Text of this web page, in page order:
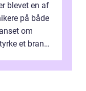
blevet en af
på både
om
et brand,